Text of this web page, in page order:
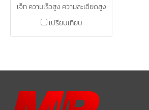
เจ็ท ความเร็วสูง ความละเอียดสูง
สีตรงตามความต้องการ
เปรียบเทียบ